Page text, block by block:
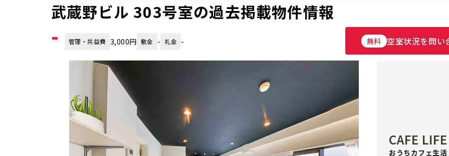
武蔵野ビル 303号室の過去掲載物件情報
- 管理・共益費 3,000円 敷金 - 礼金 - 無料 空室状況を問い
CAFE LIFE
おうちカフェ生活